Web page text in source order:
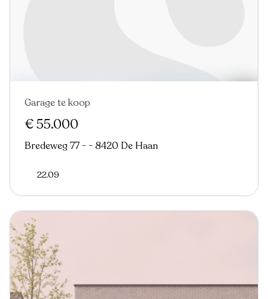
Garage te koop
€ 55.000
Bredeweg 77 - - 8420 De Haan
22.09